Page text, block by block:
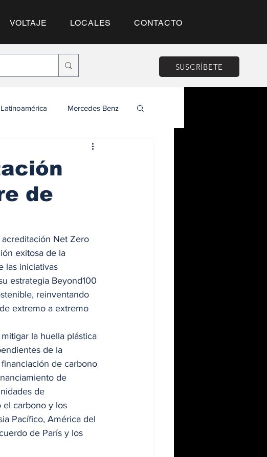
VOLTAJE LOCALES CONTACTO
SUSCRÍBETE
Latinoamérica Mercedes Benz
de
Net Zero
exitosa de la
las iniciativas
estrategia Beyond100
reinventando
extremo a extremo
la huella plástica
de la
de carbono
de
de
el carbono y los
Pacífico, América del
de París y los